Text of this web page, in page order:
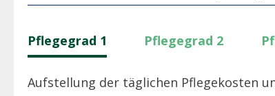
Pflegegrad 1 Pflegegrad 2
Aufstellung der täglichen Pflegekosten